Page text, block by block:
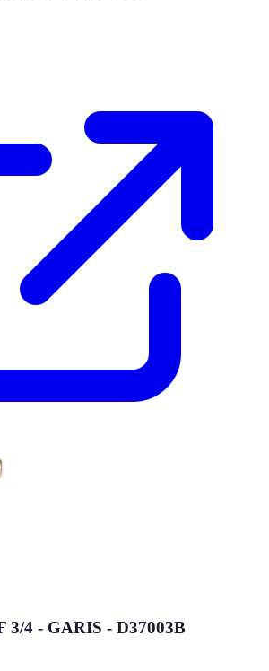
3/4 - GARIS - D37003B